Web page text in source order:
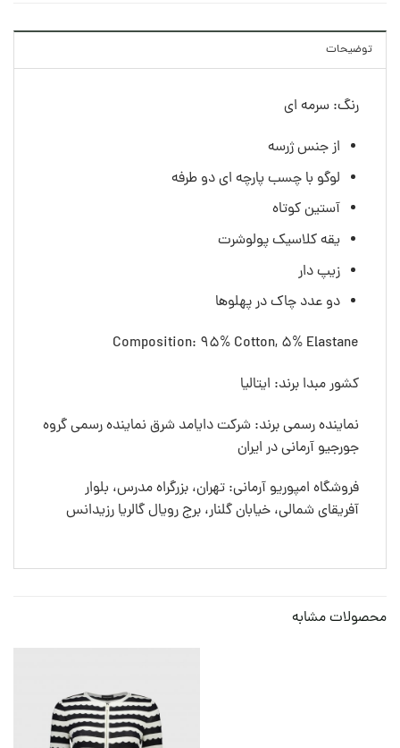
توضیحات
رنگ: سرمه ای
از جنس ژرسه
لوگو با چسب پارچه ای دو طرفه
آستین کوتاه
یقه کلاسیک پولوشرت
زیپ دار
دو عدد چاک در پهلوها
Composition: 95% Cotton, 5% Elastane
کشور مبدا برند: ایتالیا
نماینده رسمی برند: شرکت دایامد شرق نماینده رسمی گروه
جورجیو آرمانی در ایران
فروشگاه امپوریو آرمانی: تهران، بزرگراه مدرس، بلوار
آفریقای شمالی، خیابان گلنار، برج رویال گالریا رزیدانس
محصولات مشابه